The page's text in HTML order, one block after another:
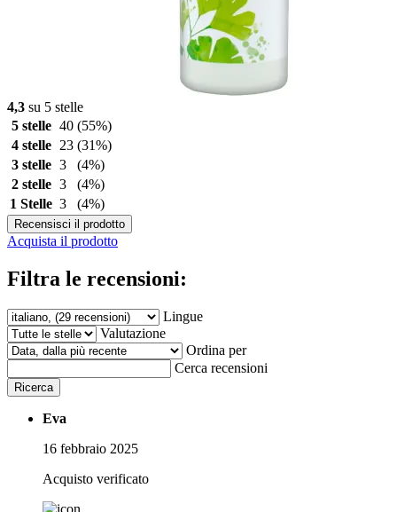
4,3 su 5 stelle
5 stelle 40 (55%)
4 stelle
23 (31%)
3 stelle 3
(4%)
2 stelle 3
(4%)
1 Stelle 3 (4%)
Recensisci il prodotto
Acquista il prodotto
Filtra le recensioni:
Lingue
Valutazione
Ordina per
Cerca recensioni
Ricerca
Eva
16 febbraio 2025
Acquisto verificato